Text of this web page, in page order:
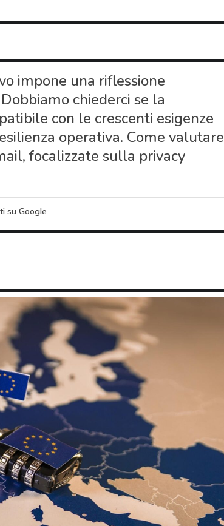
impone una riflessione
chiederci se la
con le crescenti esigenze
operativa. Come valutare
focalizzate sulla privacy
su Google